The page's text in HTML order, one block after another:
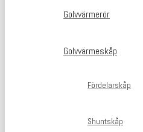
Golvvärmerör
Golvvärmeskåp
Fördelarskåp
Shuntskåp